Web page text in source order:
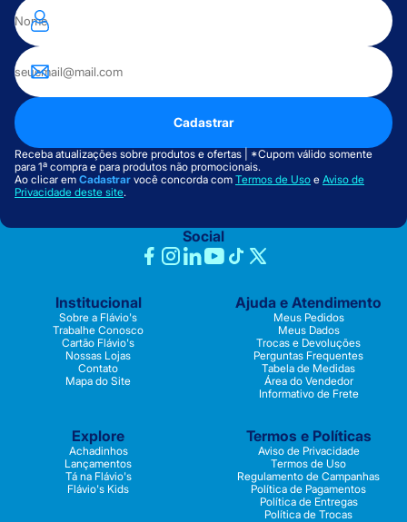
Cadastrar
Receba atualizações sobre produtos e ofertas | *Cupom válido somente
para 1ª compra e para produtos não promocionais.
Ao clicar em Cadastrar você concorda com Termos de Uso e Aviso de
Privacidade deste site.
Social
Institucional
Sobre a Flávio's
Trabalhe Conosco
Cartão Flávio's
Nossas Lojas
Contato
Mapa do Site
Ajuda e Atendimento
Meus Pedidos
Meus Dados
Trocas e Devoluções
Perguntas Frequentes
Tabela de Medidas
Área do Vendedor
Informativo de Frete
Explore
Achadinhos
Lançamentos
Tá na Flávio's
Flávio's Kids
Termos e Políticas
Aviso de Privacidade
Termos de Uso
Regulamento de Campanhas
Política de Pagamentos
Política de Entregas
Política de Trocas